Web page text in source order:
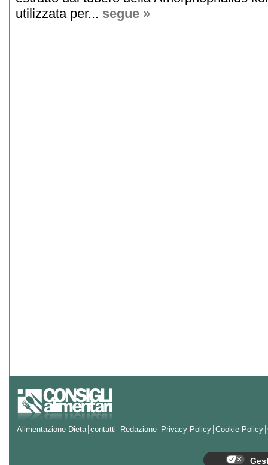
utilizzata per... segue »
Alimentazione Dieta contatti Redazione Privacy Policy Cookie Policy